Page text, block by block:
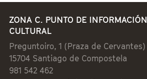
ZONA C. PUNTO DE INFORMACIÓN
CULTURAL
Preguntoiro, 1 (Praza de Cervantes)
15704 Santiago de Compostela
981 542 462